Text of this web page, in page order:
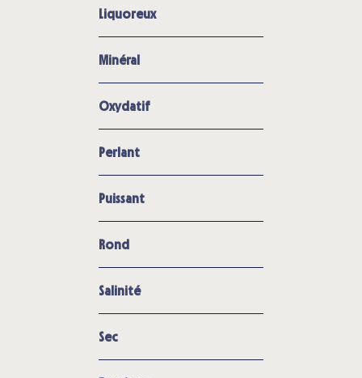
Liquoreux
Minéral
Oxydatif
Perlant
Puissant
Rond
Salinité
Sec